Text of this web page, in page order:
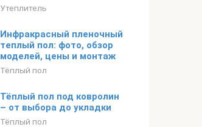
Утеплитель
Инфракрасный пленочный
теплый пол: фото, обзор
моделей, цены и монтаж
Тёплый пол
Тёплый пол под ковролин
– от выбора до укладки
Тёплый пол